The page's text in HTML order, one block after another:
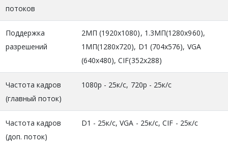
потоков
Поддержка
разрешений
2МП (1920x1080), 1.3MП(1280x960),
1МП(1280x720), D1 (704x576), VGA
(640x480), CIF(352x288)
Частота кадров
(главный поток)
1080р - 25к/с, 720р - 25к/с
Частота кадров
(доп. поток)
D1 - 25к/c, VGA - 25к/с, CIF - 25к/с